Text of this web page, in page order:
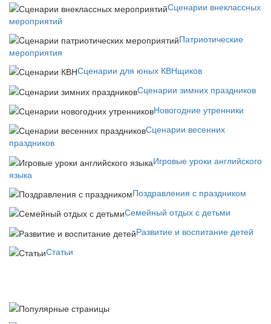
Сценарии внеклассных
мероприятий
Патриотические
мероприятия
Сценарии для юных КВНщиков
Сценарии зимних праздников
Новогодние утренники
Сценарии весенних
праздников
Игровые уроки английского
языка
Поздравления с праздником
Семейный отдых с детьми
Развитие и воспитание детей
Статьи